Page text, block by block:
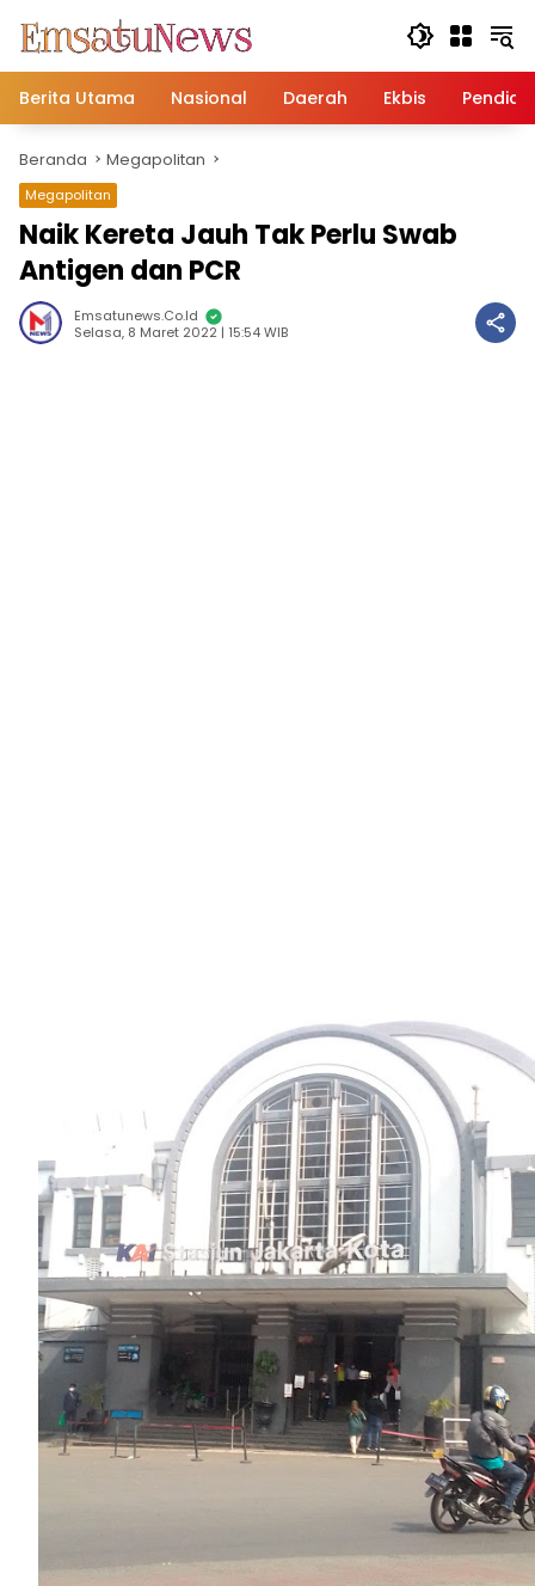
konten
Berita Utama
Nasional Daerah Ekbis
Beranda Megapolitan
Megapolitan
Naik Kereta Jauh Tak Perlu Swab
Antigen dan PCR
Emsatunews.co.id
Selasa, 8 Maret 2022 | 15:54 WIB